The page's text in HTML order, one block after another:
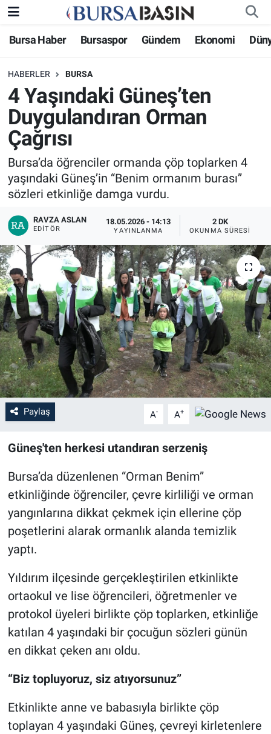
Bursa Haber Bursaspor Gündem Ekonomi
HABERLER BURSA
4 Yaşındaki Güneş’ten
Duygulandıran Orman
Çağrısı
Bursa’da öğrenciler ormanda çöp toplarken 4
yaşındaki Güneş’in “Benim ormanım burası”
sözleri etkinliğe damga vurdu.
RAVZA ASLAN
EDITÖR
18.05.2026 - 14:13
YAYINLANMA
2 DK
OKUNMA SÜRESI
Paylaş A- A+
Güneş'ten herkesi utandıran serzeniş
Bursa’da düzenlenen “Orman Benim”
etkinliğinde öğrenciler, çevre kirliliği ve orman
yangınlarına dikkat çekmek için ellerine çöp
poşetlerini alarak ormanlık alanda temizlik
yaptı.
Yıldırım ilçesinde gerçekleştirilen etkinlikte
ortaokul ve lise öğrencileri, öğretmenler ve
protokol üyeleri birlikte çöp toplarken, etkinliğe
katılan 4 yaşındaki bir çocuğun sözleri günün
en dikkat çeken anı oldu.
“Biz topluyoruz, siz atıyorsunuz”
Etkinlikte anne ve babasıyla birlikte çöp
toplayan 4 yaşındaki Güneş, çevreyi kirletenlere
Bursa Haber
Genel
Politika
Bilim, Teknoloji
KÜLTÜR-SANAT
Yerel
Bursaspor
Gündem
Sağlık
Eğitim
Ekonomi
Dünya
Teknoloji
Magazin
Siyaset
Yaşam
Nöbetçi Eczaneler
Bursa Nöbetçi Eczaneler
Bursa Hava Durumu
Bursa Namaz Vakitleri
Bursa Trafik Yoğunluk Haritası
Süper Lig Puan Durumu ve Fikstür
Tüm Manşetler
Son Dakika Haberleri
Haber Arşivi